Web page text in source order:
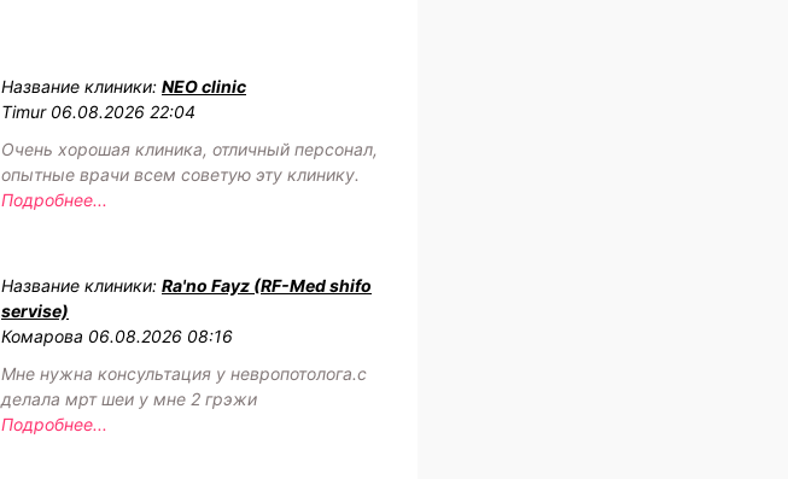
Название клиники: NEO clinic
Timur 06.08.2026 22:04
Очень хорошая клиника, отличный персонал,
опытные врачи всем советую эту клинику.
Подробнее...
Название клиники: Ra'no Fayz (RF-Med shifo
servise)
Комарова 06.08.2026 08:16
Мне нужна консультация у невропотолога.с
делала мрт шеи у мне 2 грэжи
Подробнее...